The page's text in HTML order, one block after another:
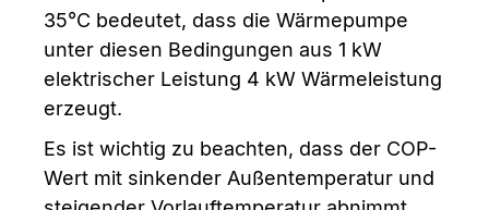
35°C bedeutet, dass die Wärmepumpe
unter diesen Bedingungen aus 1 kW
elektrischer Leistung 4 kW Wärmeleistung
erzeugt.
Es ist wichtig zu beachten, dass der COP-
Wert mit sinkender Außentemperatur und